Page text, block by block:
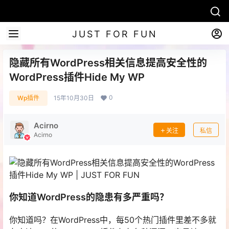
JUST FOR FUN
隐藏所有WordPress相关信息提高安全性的
WordPress插件Hide My WP
Wp插件 15年10月30日 0
Acirno
Acirno
关注 私信
你知道WordPress的隐患有多严重吗？
你知道吗？在WordPress中，每50个热门插件里差不多就